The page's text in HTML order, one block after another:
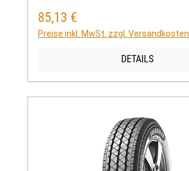
Regulärer Preis:
85,13 €
Preise inkl. MwSt. zzgl. Versandkosten
DETAILS